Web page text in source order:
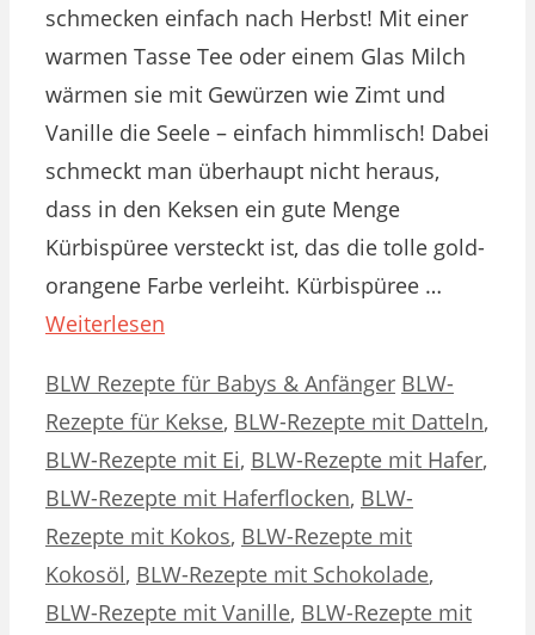
schmecken einfach nach Herbst! Mit einer
warmen Tasse Tee oder einem Glas Milch
wärmen sie mit Gewürzen wie Zimt und
Vanille die Seele – einfach himmlisch! Dabei
schmeckt man überhaupt nicht heraus,
dass in den Keksen ein gute Menge
Kürbispüree versteckt ist, das die tolle gold-
orangene Farbe verleiht. Kürbispüree …
Weiterlesen
Kategorien
BLW Rezepte für Babys & Anfänger Schlagwörter
BLW-
Rezepte für Kekse, BLW-Rezepte mit Datteln,
BLW-Rezepte mit Ei, BLW-Rezepte mit Hafer,
BLW-Rezepte mit Haferflocken, BLW-
Rezepte mit Kokos, BLW-Rezepte mit
Kokosöl, BLW-Rezepte mit Schokolade,
BLW-Rezepte mit Vanille, BLW-Rezepte mit